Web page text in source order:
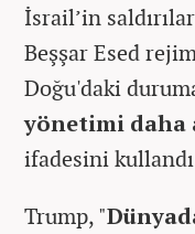
İsrail’in
Beşşar Esed
Doğu'daki
yönetimi daha
ifadesini
Trump, "